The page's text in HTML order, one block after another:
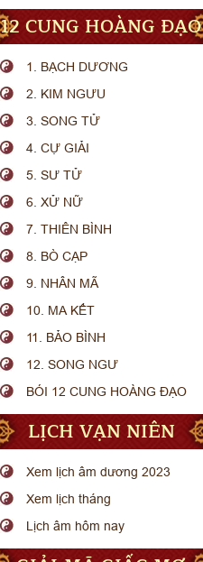
12 CUNG HOÀNG ĐẠO
1. BẠCH DƯƠNG
2. KIM NGƯU
3. SONG TỬ
4. CỰ GIẢI
5. SƯ TỬ
6. XỬ NỮ
7. THIÊN BÌNH
8. BÒ CẠP
9. NHÂN MÃ
10. MA KẾT
11. BẢO BÌNH
12. SONG NGƯ
BÓI 12 CUNG HOÀNG ĐẠO
LỊCH VẠN NIÊN
Xem lịch âm dương 2023
Xem lịch tháng
Lịch âm hôm nay